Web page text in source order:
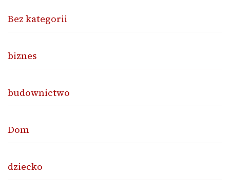
Bez kategorii
biznes
budownictwo
Dom
dziecko